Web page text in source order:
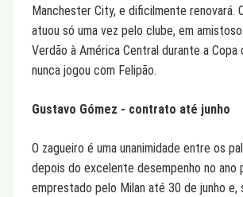
Manchester City, e dificilmente renovará.
atuou só uma vez pelo clube, em
Verdão à América Central durante a Copa
nunca jogou com Felipão.
Gustavo Gómez - contrato até junho
O zagueiro é uma unanimidade entre os
depois do excelente desempenho no ano
emprestado pelo Milan até 30 de junho e,